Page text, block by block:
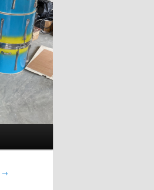
→